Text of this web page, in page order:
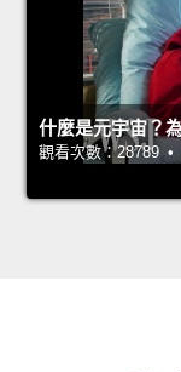
什麼是元宇宙？
觀看次數：28789 •